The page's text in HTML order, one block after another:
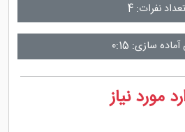
تعداد نفرات: 4
سازی: 0:15
مورد نیاز